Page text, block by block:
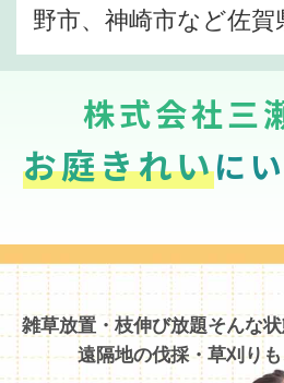
野市、神崎市など佐
株式会社三
お庭きれいに
雑草放置・枝伸び放題そんな
遠隔地の伐採・草刈り